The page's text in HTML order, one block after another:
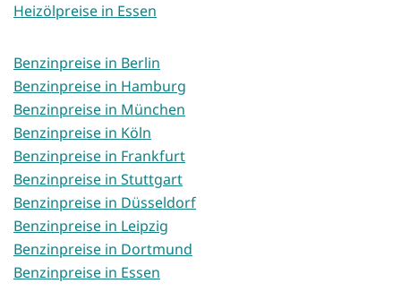
Heizölpreise in Essen
Benzinpreise in Berlin
Benzinpreise in Hamburg
Benzinpreise in München
Benzinpreise in Köln
Benzinpreise in Frankfurt
Benzinpreise in Stuttgart
Benzinpreise in Düsseldorf
Benzinpreise in Leipzig
Benzinpreise in Dortmund
Benzinpreise in Essen